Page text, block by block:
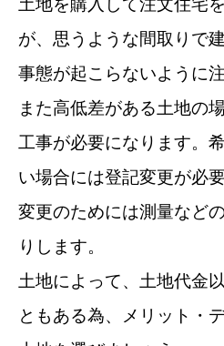
土地を購入して注文住宅
が、思うような間取りで
事態が起こらないように
また高低差がある土地の
工事が必要になります。
い場合には登記変更が必
変更のためには測量など
りします。
土地によって、土地代金
ともある為、メリット・